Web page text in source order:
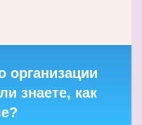
организации
знаете, как